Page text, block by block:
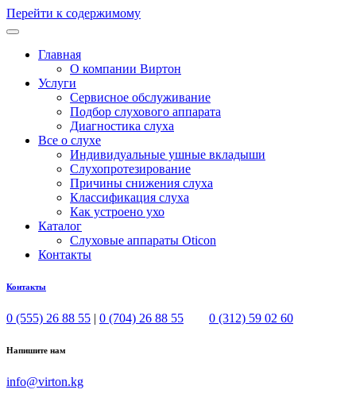
Перейти к содержимому
Главная
О компании Виртон
Услуги
Сервисное обслуживание
Подбор слухового аппарата
Диагностика слуха
Все о слухе
Индивидуальные ушные вкладыши
Слухопротезирование
Причины снижения слуха
Классификация слуха
Как устроено ухо
Каталог
Слуховые аппараты Oticon
Контакты
Контакты
0 (555) 26 88 55 | 0 (704) 26 88 55 0 (312) 59 02 60
Напишите нам
info@virton.kg